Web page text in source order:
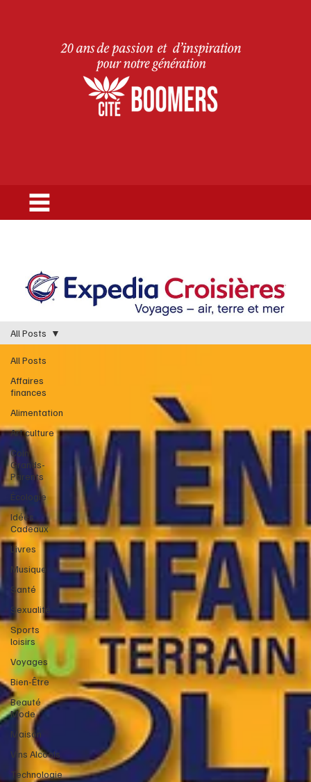
All Posts
Affaires
finances
Alimentation
Art culture
Coin
Grands-
Parents
Écologie
Idées
Cadeaux
Livres
Musique
Santé
Sexualité
Sports
loisirs
Voyages
Bien-Être
Beauté
Mode
Maison
Vins Alcools
Technologie
All Posts